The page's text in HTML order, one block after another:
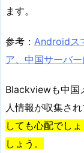
ます。
参考： Androidス
ア、中国サーバ
Blackviewも中国
人情報が収集さ
しても心配でし
しょう。